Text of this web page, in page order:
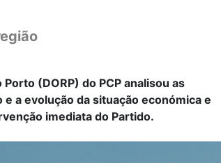
(DORP) do PCP analisou as
a evolução da situação económica e
imediata do Partido.